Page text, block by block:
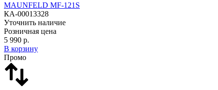
MAUNFELD MF-121S
КА-00013328
Уточнить наличие
Розничная цена
5 990 р.
В корзину
Промо